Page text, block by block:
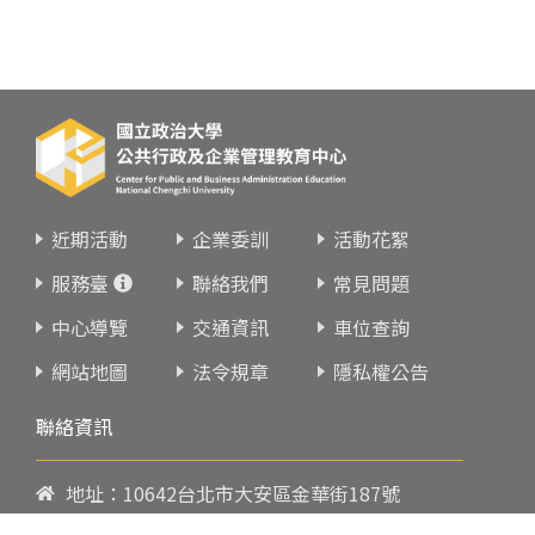
近期活動 企業委訓
活動花絮
服務臺
聯絡我們
常見問題
中心導覽
交通資訊
車位查詢
網站地圖
法令規章
隱私權公告
聯絡資訊
地址：10642台北市大安區金華街187號